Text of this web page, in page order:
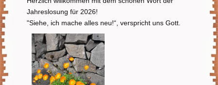
Jahreslosung für 2026!
"Siehe, ich mache alles neu!“, verspricht uns Gott.